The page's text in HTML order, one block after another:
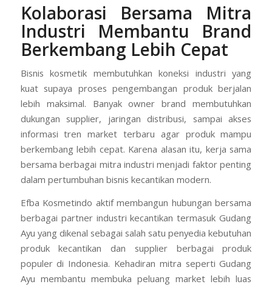
Kolaborasi Bersama Mitra
Industri Membantu Brand
Berkembang Lebih Cepat
Bisnis kosmetik membutuhkan koneksi industri yang
kuat supaya proses pengembangan produk berjalan
lebih maksimal. Banyak owner brand membutuhkan
dukungan supplier, jaringan distribusi, sampai akses
informasi tren market terbaru agar produk mampu
berkembang lebih cepat. Karena alasan itu, kerja sama
bersama berbagai mitra industri menjadi faktor penting
dalam pertumbuhan bisnis kecantikan modern.
Efba Kosmetindo aktif membangun hubungan bersama
berbagai partner industri kecantikan termasuk Gudang
Ayu yang dikenal sebagai salah satu penyedia kebutuhan
produk kecantikan dan supplier berbagai produk
populer di Indonesia. Kehadiran mitra seperti Gudang
Ayu membantu membuka peluang market lebih luas